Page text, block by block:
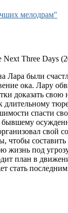
мелодрам"
Лара были
ока. Лару
доказать свою
длительному
спасти
бывшему
свой
чтобы
жизнь под
план в
стать